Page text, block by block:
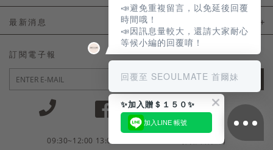
會員常見問題
訂單常見問題
商品售後服務
電子發票
門市資訊
最新消息
LINE官方會員活動
訂閱電子報
JOIN
09:30~12:00 13:00~18:30 / Mon - Fri(例假日除外)
✨加入贈＄１５０✨
加入LINE 帳號
📣避免重複留言，以免延後回覆
時間哦！
📣因訊息量較大，還請大家耐心
等候小編的回覆唷！
回覆至 SEOULMATE 首爾妹